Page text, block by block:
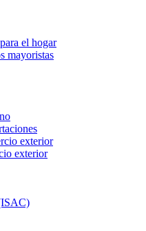
el hogar
mayoristas
exterior
exterior